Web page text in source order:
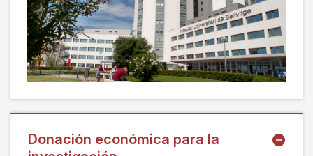
Donación económica para la